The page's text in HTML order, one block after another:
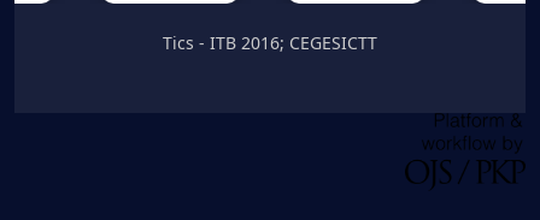
Tics - ITB 2016; CEGESICTT